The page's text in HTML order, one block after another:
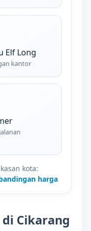
Elf Long
kantor
kota:
harga
Cikarang